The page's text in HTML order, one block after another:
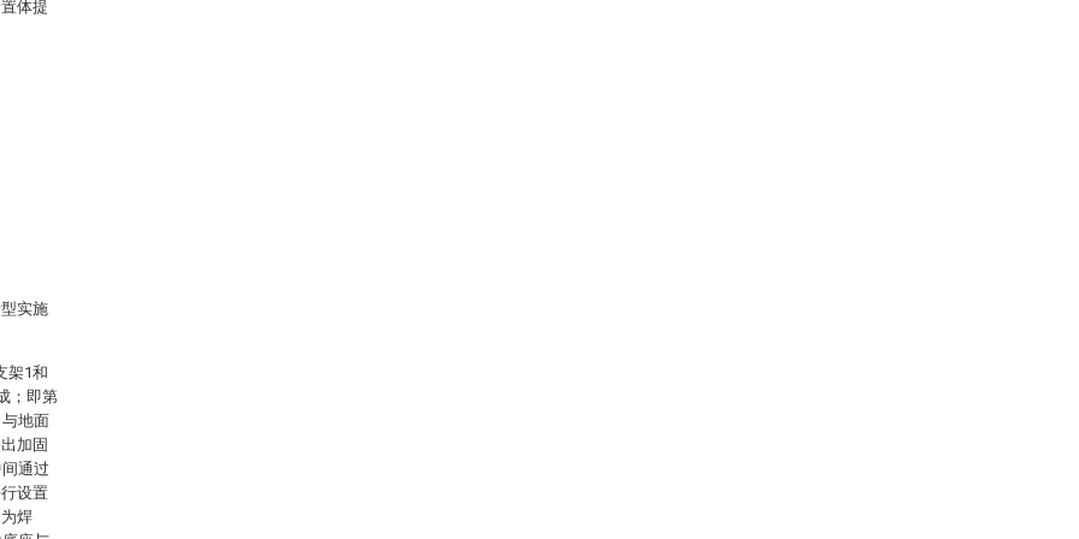
体提
实施
架1和
；即第
地面
加固
通过
设置
焊